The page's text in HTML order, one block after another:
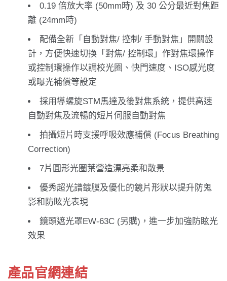
0.19 倍放大率 (50mm時) 及 30 公分最近對焦距
離 (24mm時)
配備全新「自動對焦/ 控制/ 手動對焦」開關設
計，方便快速切換「對焦/ 控制環」作對焦環操作
或控制環操作以調校光圈、快門速度、ISO感光度
或曝光補償等設定
採用導螺旋STM馬達及後對焦系統，提供高速
自動對焦及流暢的短片伺服自動對焦
拍攝短片時支援呼吸效應補償 (Focus Breathing
Correction)
7片圓形光圈葉營造漂亮柔和散景
優秀超光譜鍍膜及優化的鏡片形狀以提升防鬼
影和防眩光表現
鏡頭遮光罩EW-63C (另購)，進一步加強防眩光
效果
產品官網連結